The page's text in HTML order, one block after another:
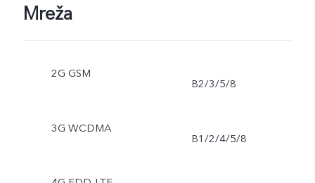
Mreža
2G GSM
B2/3/5/8
3G WCDMA
B1/2/4/5/8